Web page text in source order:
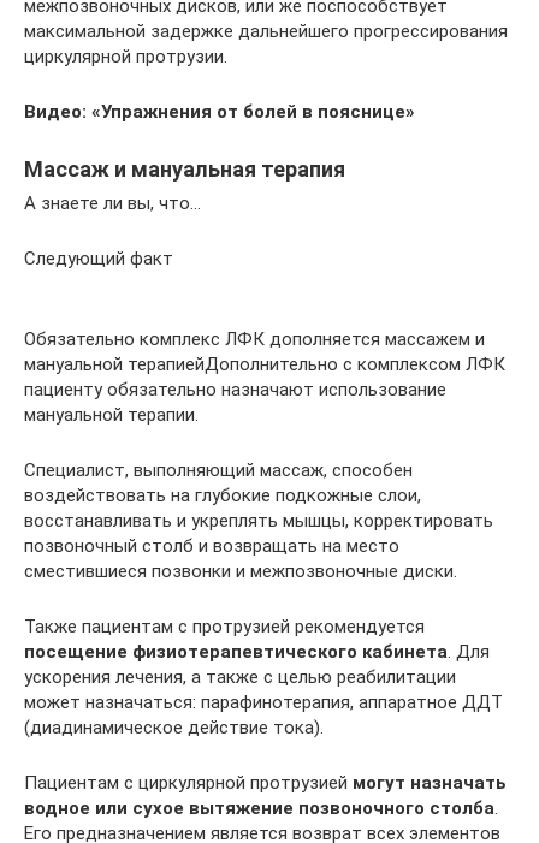
межпозвоночных дисков, или же поспособствует
максимальной задержке дальнейшего прогрессирования
циркулярной протрузии.
Видео: «Упражнения от болей в пояснице»
Массаж и мануальная терапия
А знаете ли вы, что…
Следующий факт
Обязательно комплекс ЛФК дополняется массажем и
мануальной терапиейДополнительно с комплексом ЛФК
пациенту обязательно назначают использование
мануальной терапии.
Специалист, выполняющий массаж, способен
воздействовать на глубокие подкожные слои,
восстанавливать и укреплять мышцы, корректировать
позвоночный столб и возвращать на место
сместившиеся позвонки и межпозвоночные диски.
Также пациентам с протрузией рекомендуется
посещение физиотерапевтического кабинета. Для
ускорения лечения, а также с целью реабилитации
может назначаться: парафинотерапия, аппаратное ДДТ
(диадинамическое действие тока).
Пациентам с циркулярной протрузией могут назначать
водное или сухое вытяжение позвоночного столба.
Его предназначением является возврат всех элементов